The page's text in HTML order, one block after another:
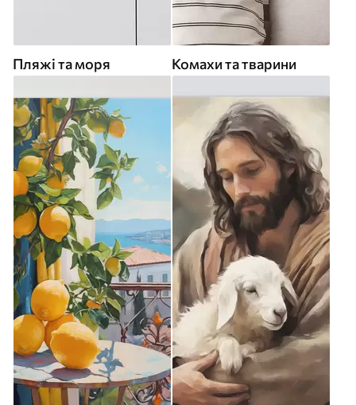
Пляжі та моря Комахи та тварини